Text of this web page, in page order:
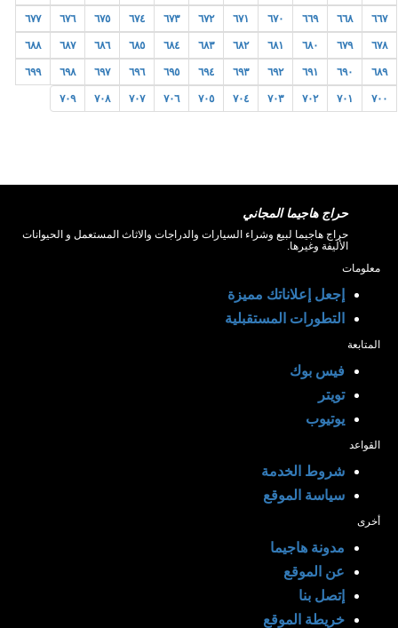
٦٦٧ ٦٦٨ ٦٦٩ ٦٧٠ ٦٧١ ٦٧٢ ٦٧٣ ٦٧٤ ٦٧٥ ٦٧٦ ٦٧٧
٦٧٨ ٦٧٩ ٦٨٠ ٦٨١ ٦٨٢ ٦٨٣ ٦٨٤ ٦٨٥ ٦٨٦ ٦٨٧ ٦٨٨
٦٨٩ ٦٩٠ ٦٩١ ٦٩٢ ٦٩٣ ٦٩٤ ٦٩٥ ٦٩٦ ٦٩٧ ٦٩٨ ٦٩٩
٧٠٠ ٧٠١ ٧٠٢ ٧٠٣ ٧٠٤ ٧٠٥ ٧٠٦ ٧٠٧ ٧٠٨ ٧٠٩
حراج هاجيما المجاني
حراج هاجيما لبيع وشراء السيارات والدراجات والاثاث المستعمل و الحيوانات
الأليفة وغيرها.
معلومات
إجعل إعلاناتك مميزة
التطورات المستقبلية
المتابعة
فيس بوك
تويتر
يوتيوب
القواعد
شروط الخدمة
سياسة الموقع
أخرى
مدونة هاجيما
عن الموقع
إتصل بنا
خريطة الموقع